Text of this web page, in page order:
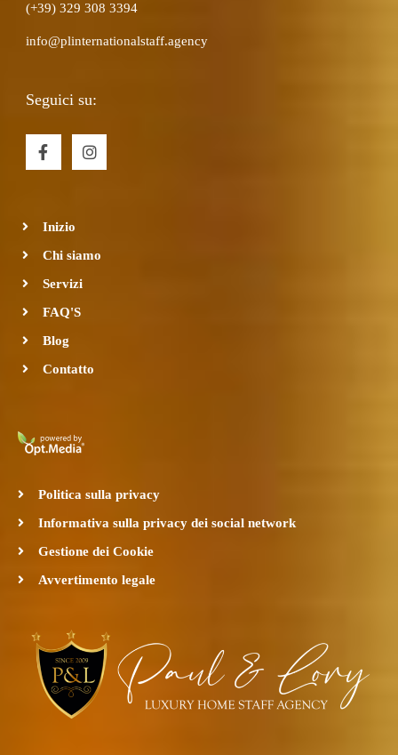
(+39) 329 308 3394
info@plinternationalstaff.agency
Seguici su:
F
a
c
o
o
k
f
I
n
s
a
Inizio
Chi siamo
Servizi
FAQ'S
Blog
Contatto
Politica sulla privacy
Informativa sulla privacy dei social network
Gestione dei Cookie
Avvertimento legale